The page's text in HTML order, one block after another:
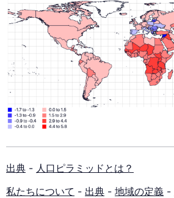
出典 - 人口ピラミッドとは？
私たちについて - 出典 - 地域の定義 -